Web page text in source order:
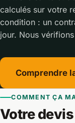
calculés sur votre
condition : un
jour. Nous
Comprendre
COMMENT ÇA
Votre